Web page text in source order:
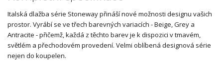
Italská dlažba série Stoneway přináší nové možnosti designu vašich
prostor. Vyrábí se ve třech barevných variacích - Beige, Grey a
Antracite - přičemž, každá z těchto barev je k dispozici v tmavém,
světlém a přechodovém provedení. Velmi oblíbená designová série
nejen do koupelen.